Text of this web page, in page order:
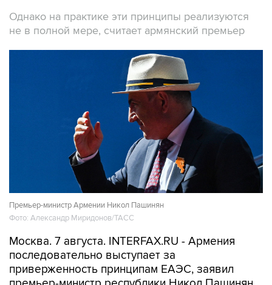
Однако на практике эти принципы реализуются
не в полной мере, считает армянский премьер
Премьер-министр Армении Никол Пашинян
Фото: Александр Миридонов/ТАСС
Москва. 7 августа. INTERFAX.RU - Армения
последовательно выступает за
приверженность принципам ЕАЭС, заявил